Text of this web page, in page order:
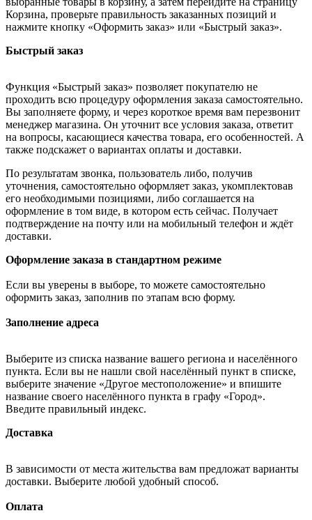
Корзина, проверьте правильность заказанных позиций и
нажмите кнопку «Оформить заказ» или «Быстрый заказ».
Быстрый заказ
Функция «Быстрый заказ» позволяет покупателю не
проходить всю процедуру оформления заказа самостоятельно.
Вы заполняете форму, и через короткое время вам перезвонит
менеджер магазина. Он уточнит все условия заказа, ответит
на вопросы, касающиеся качества товара, его особенностей. А
также подскажет о вариантах оплаты и доставки.
По результатам звонка, пользователь либо, получив
уточнения, самостоятельно оформляет заказ, укомплектовав
его необходимыми позициями, либо соглашается на
оформление в том виде, в котором есть сейчас. Получает
подтверждение на почту или на мобильный телефон и ждёт
доставки.
Оформление заказа в стандартном режиме
Если вы уверены в выборе, то можете самостоятельно
оформить заказ, заполнив по этапам всю форму.
Заполнение адреса
Выберите из списка название вашего региона и населённого
пункта. Если вы не нашли свой населённый пункт в списке,
выберите значение «Другое местоположение» и впишите
название своего населённого пункта в графу «Город».
Введите правильный индекс.
Доставка
В зависимости от места жительства вам предложат варианты
доставки. Выберите любой удобный способ.
Оплата